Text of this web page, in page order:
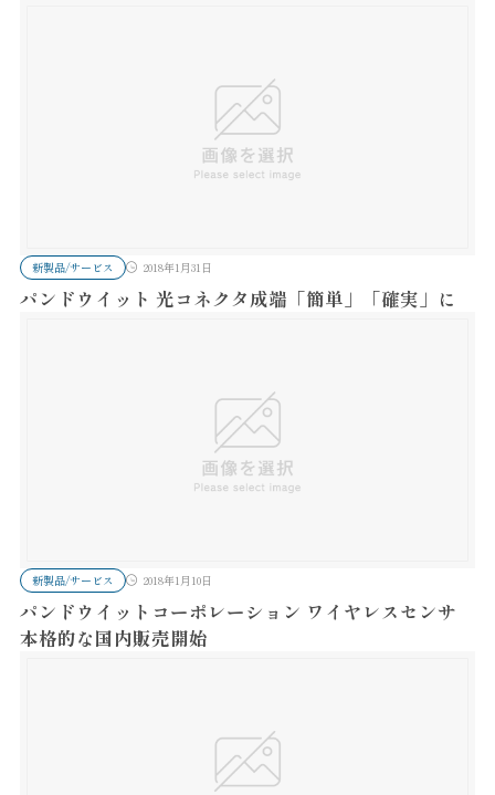
新製品/サービス 2018年1月31日
パンドウイット 光コネクタ成端「簡単」「確実」に
新製品/サービス 2018年1月10日
パンドウイットコーポレーション ワイヤレスセンサ
本格的な国内販売開始